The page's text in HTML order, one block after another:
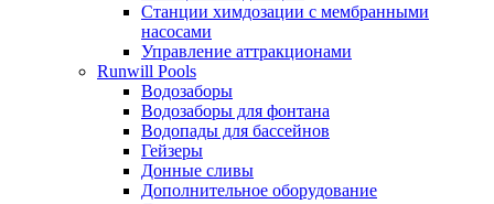
Станции химдозации с мембранными
насосами
Управление аттракционами
Runwill Pools
Водозаборы
Водозаборы для фонтана
Водопады для бассейнов
Гейзеры
Донные сливы
Дополнительное оборудование